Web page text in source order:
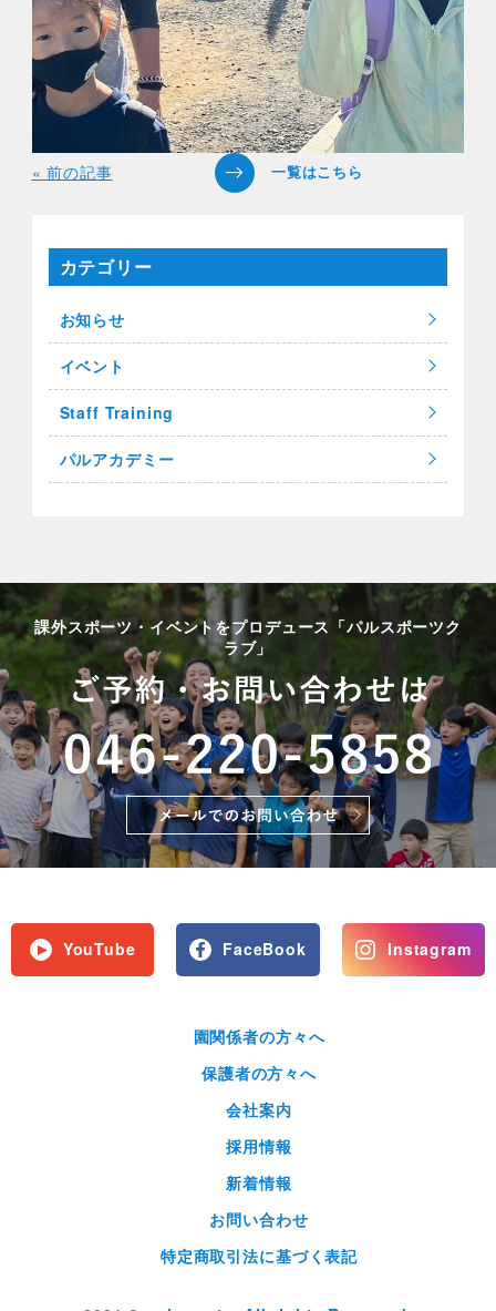
« 前の記事
カテゴリー
お知らせ
イベント
Staff Training
パルアカデミー
課外スポーツ・イベントをプロデュース「パルスポーツク
ラブ」
YouTube FaceBook Instagram
園関係者の方々へ
保護者の方々へ
会社案内
採用情報
新着情報
お問い合わせ
特定商取引法に基づく表記